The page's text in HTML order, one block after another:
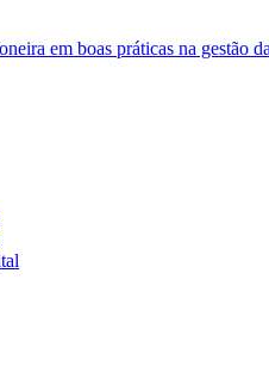
em boas práticas na gestão